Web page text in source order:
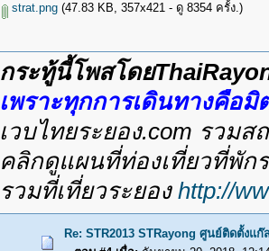
strat.png (47.83 KB, 357x421 - ดู 8354 ครั้ง.)
กระทู้นี้โพสโดย
เพราะทุกการเดินทางคือมิ
เวบไทยระยอง.com รวม
คลิกดูแผนที่ท่องเที่ยวที่พัก
รวมที่เที่ยวระยอง http://
Re: STR2013 STRayong ศูนย์ติดตั้งแก๊